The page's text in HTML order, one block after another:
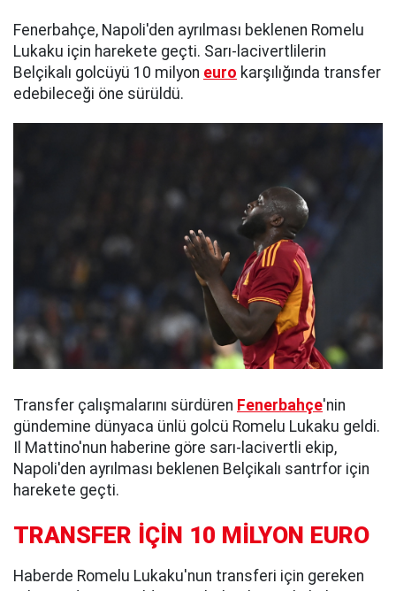
Fenerbahçe, Napoli'den ayrılması beklenen Romelu
Lukaku için harekete geçti. Sarı-lacivertlilerin
Belçikalı golcüyü 10 milyon euro karşılığında transfer
edebileceği öne sürüldü.
Transfer çalışmalarını sürdüren Fenerbahçe'nin
gündemine dünyaca ünlü golcü Romelu Lukaku geldi.
Il Mattino'nun haberine göre sarı-lacivertli ekip,
Napoli'den ayrılması beklenen Belçikalı santrfor için
harekete geçti.
TRANSFER İÇİN 10 MİLYON EURO
Haberde Romelu Lukaku'nun transferi için gereken